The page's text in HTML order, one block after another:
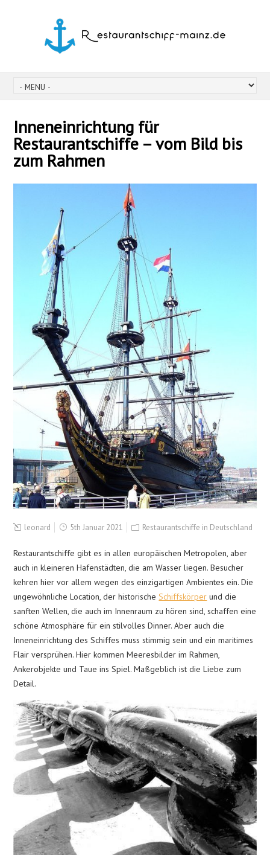
Inneneinrichtung für
Restaurantschiffe – vom Bild bis
zum Rahmen
leonard 5th Januar 2021 Restaurantschiffe in Deutschland
Restaurantschiffe gibt es in allen europäischen Metropolen, aber
auch in kleineren Hafenstädten, die am Wasser liegen. Besucher
kehren hier vor allem wegen des einzigartigen Ambientes ein. Die
ungewöhnliche Location, der historischeSchiffskörper und die
sanften Wellen, die auch im Innenraum zu hören sind, schaffen eine
schöne Atmosphäre für ein stilvolles Dinner. Aber auch die
Inneneinrichtung des Schiffes muss stimmig sein und ein maritimes
Flair versprühen. Hier kommen Meeresbilder im Rahmen,
Ankerobjekte und Taue ins Spiel. Maßgeblich ist die Liebe zum
Detail.